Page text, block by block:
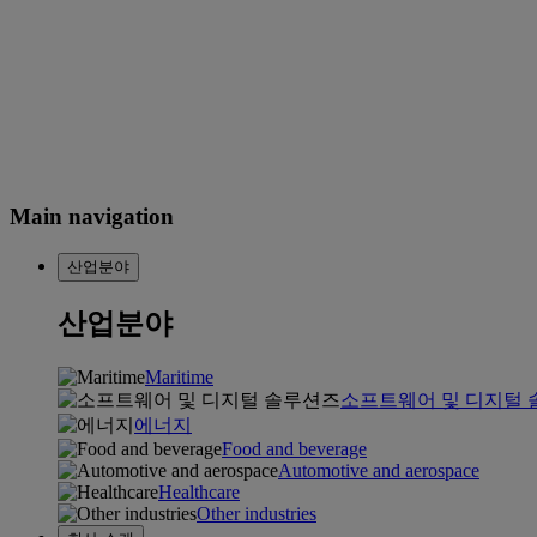
Main navigation
산업분야
산업분야
Maritime
소프트웨어 및 디지털
에너지
Food and beverage
Automotive and aerospace
Healthcare
Other industries